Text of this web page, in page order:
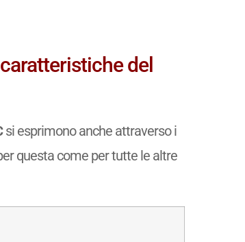
del
si esprimono anche attraverso i
questa come per tutte le altre